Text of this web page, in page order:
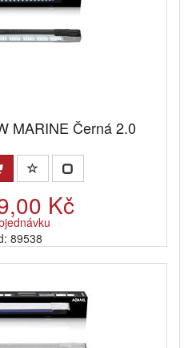
MARINE Černá 2.0
Kč
89538